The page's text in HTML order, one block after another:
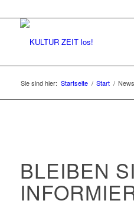
Sie sind hier: Startseite / Start /
BLEIBEN